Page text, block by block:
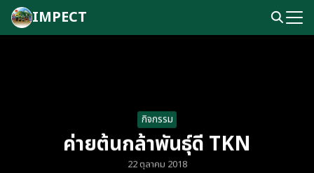
Skip
IMPECT
กิจกรรม
ค่ายต้นกล้าพันธุ์ดี TKN
22 ตุลาคม 2018